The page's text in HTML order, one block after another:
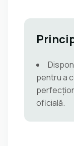
pentru a
oficială.